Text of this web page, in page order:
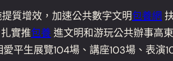
質增效，加速公共數字文明包養網
實推包養 進文明和游玩公共辦事高
平生展覽104場、講座103場、表演